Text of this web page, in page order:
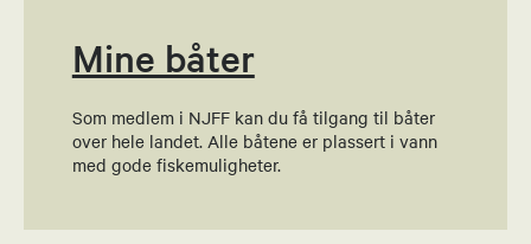
Mine båter
Som medlem i NJFF kan du få tilgang til båter
over hele landet. Alle båtene er plassert i vann
med gode fiskemuligheter.